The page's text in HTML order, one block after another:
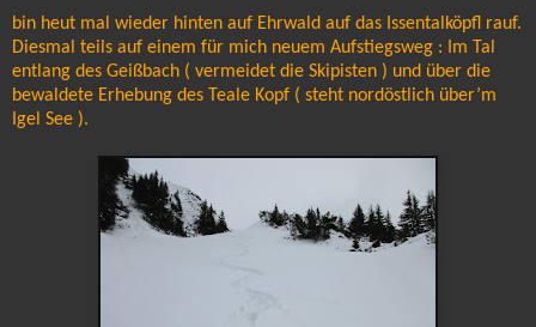
bin heut mal wieder hinten auf Ehrwald auf das Issentalköpfl rauf.
Diesmal teils auf einem für mich neuem Aufstiegsweg : Im Tal
entlang des Geißbach ( vermeidet die Skipisten ) und über die
bewaldete Erhebung des Teale Kopf ( steht nordöstlich über’m
Igel See ).